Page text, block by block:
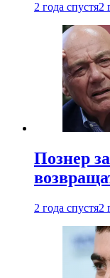
2 года спустя2
Познер
2 года спустя2